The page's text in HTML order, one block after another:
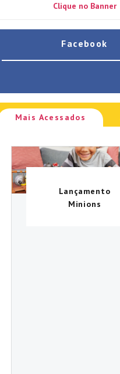
Clique no Banner
Facebook
Mais Acessados
Lançamento
Minions